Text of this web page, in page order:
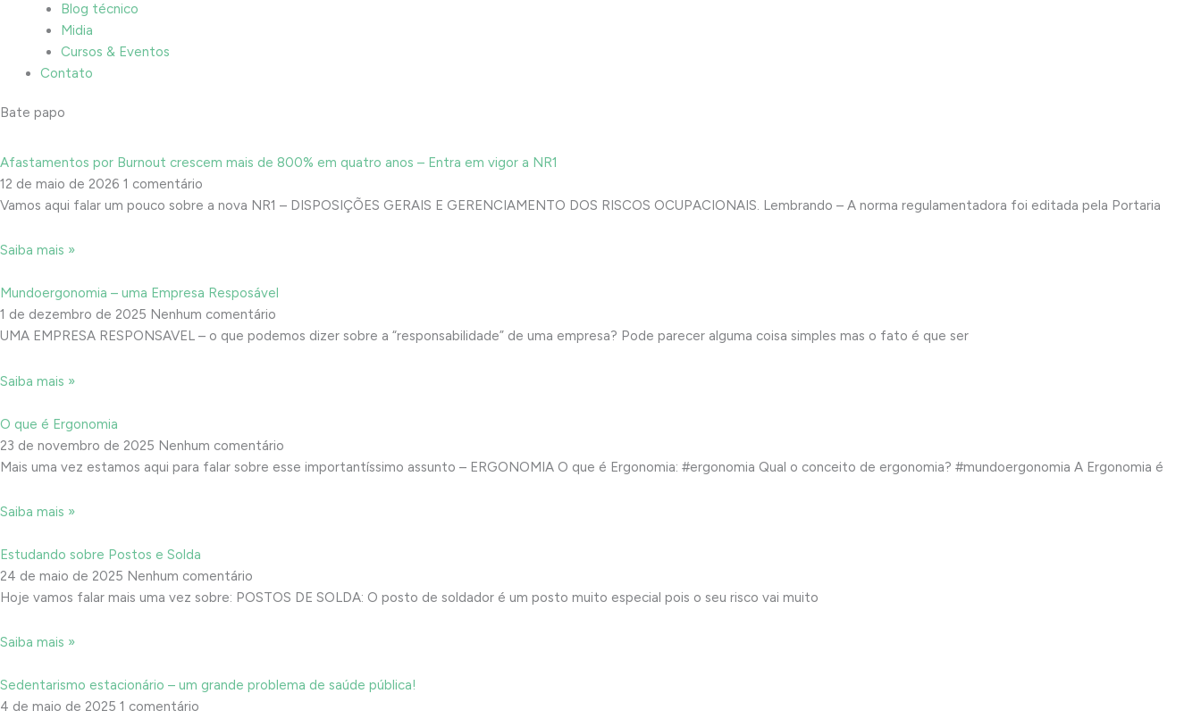
Blog técnico
Midia
Cursos & Eventos
Contato
Bate papo
Afastamentos por Burnout crescem mais de 800% em quatro anos – Entra em vigor a NR1
12 de maio de 2026 1 comentário
Vamos aqui falar um pouco sobre a nova NR1 – DISPOSIÇÕES GERAIS E GERENCIAMENTO DOS RISCOS OCUPACIONAIS. Lembrando – A norma regulamentadora foi editada pela Portaria
Saiba mais »
Mundoergonomia – uma Empresa Resposável
1 de dezembro de 2025 Nenhum comentário
UMA EMPRESA RESPONSAVEL – o que podemos dizer sobre a “responsabilidade” de uma empresa? Pode parecer alguma coisa simples mas o fato é que ser
Saiba mais »
O que é Ergonomia
23 de novembro de 2025 Nenhum comentário
Mais uma vez estamos aqui para falar sobre esse importantíssimo assunto – ERGONOMIA O que é Ergonomia: #ergonomia Qual o conceito de ergonomia? #mundoergonomia A Ergonomia é
Saiba mais »
Estudando sobre Postos e Solda
24 de maio de 2025 Nenhum comentário
Hoje vamos falar mais uma vez sobre: POSTOS DE SOLDA: O posto de soldador é um posto muito especial pois o seu risco vai muito
Saiba mais »
Sedentarismo estacionário – um grande problema de saúde pública!
4 de maio de 2025 1 comentário